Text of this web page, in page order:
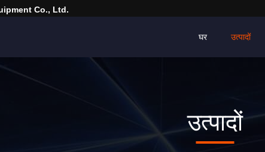
Co., Ltd.
घर उत्पादों
उत्पादों